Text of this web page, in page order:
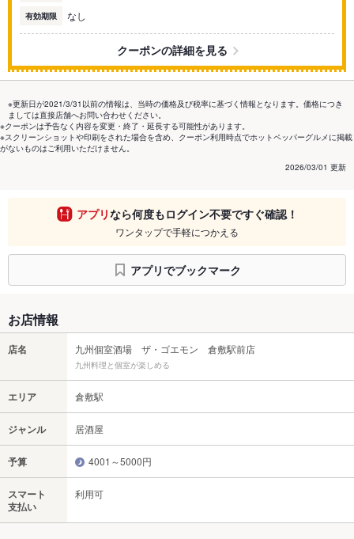
有効期限 なし
クーポンの詳細を見る
※更新日が2021/3/31以前の情報は、当時の価格及び税率に基づく情報となります。価格につき
ましては直接店舗へお問い合わせください。
※クーポンは予告なく内容を変更・終了・延長する可能性があります。
※スクリーンショットや印刷をされた場合を含め、クーポン利用時点でホットペッパーグルメに掲載
がないものはご利用いただけません。
2026/03/01 更新
アプリなら何度もログイン不要ですぐ確認！
ワンタップで手軽につかえる
アプリでブックマーク
お店情報
店名 九州個室酒場 ザ・ゴエモン 倉敷駅前店
九州料理と個室が楽しめる
エリア 倉敷駅
ジャンル 居酒屋
予算 4001～5000円
スマート
支払い
利用可